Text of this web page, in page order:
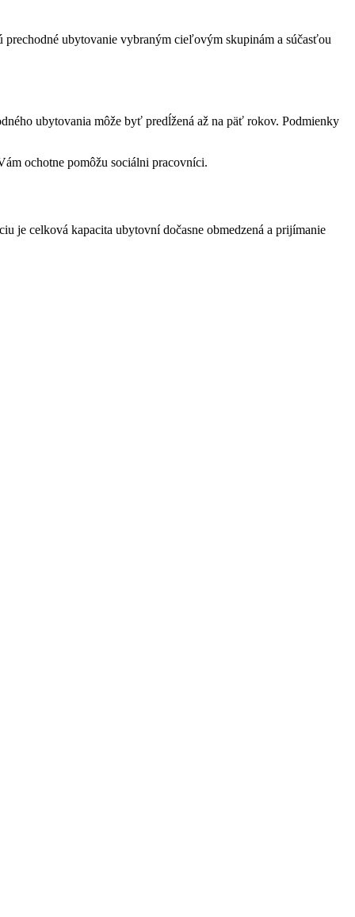
ubytovanie vybraným cieľovým skupinám a súčasťou
ubytovania môže byť predĺžená až na päť rokov. Podmienky
ochotne pomôžu sociálni pracovníci.
je celková kapacita ubytovní dočasne obmedzená a prijímanie